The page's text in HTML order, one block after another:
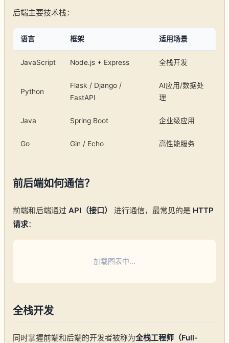
后端主要技术栈：
语言 框架 适用场景
JavaScript Node.js + Express 全栈开发
Python
Flask / Django /
FastAPI
AI应用/数据处
理
Java Spring Boot 企业级应用
Go Gin / Echo 高性能服务
前后端如何通信？
前端和后端通过 API（接口） 进行通信，最常见的是 HTTP
请求：
加载图表中...
全栈开发
同时掌握前端和后端的开发者被称为全栈工程师（Full-